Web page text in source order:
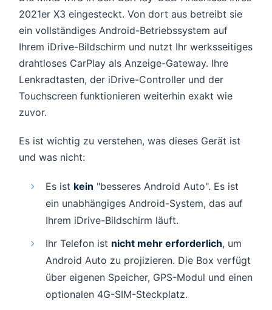
2021er X3 eingesteckt. Von dort aus betreibt sie
ein vollständiges Android-Betriebssystem auf
Ihrem iDrive-Bildschirm und nutzt Ihr werksseitiges
drahtloses CarPlay als Anzeige-Gateway. Ihre
Lenkradtasten, der iDrive-Controller und der
Touchscreen funktionieren weiterhin exakt wie
zuvor.
Es ist wichtig zu verstehen, was dieses Gerät ist
und was nicht:
Es ist kein "besseres Android Auto". Es ist
ein unabhängiges Android-System, das auf
Ihrem iDrive-Bildschirm läuft.
Ihr Telefon ist nicht mehr erforderlich, um
Android Auto zu projizieren. Die Box verfügt
über eigenen Speicher, GPS-Modul und einen
optionalen 4G-SIM-Steckplatz.